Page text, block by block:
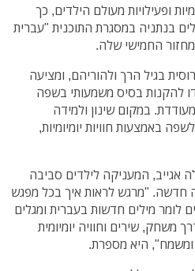
ופעילויות מעולם הילדים, כך
בנתניה במסגרת התוכנית "עברית
החמישי שלה.
בגיל הרך ולהוריהם, ומציעה
להקנות בסיס משמעותי בשפה
במקום שינון ולמידה
באמצעות חוויות יומיומיות,
אגייב, המעניקה לילדים סביבה
חדשה. "מרגש לראות איך בכל מפגש
לומר מילים חדשות בעברית ומגלים
שירים וחוויה יומיומית
היא מספרת.